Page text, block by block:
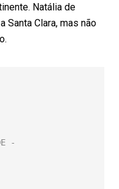
Natália de
Santa Clara, mas não